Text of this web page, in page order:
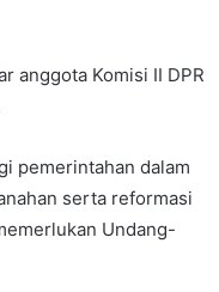
anggota Komisi II DPR
pemerintahan dalam
serta reformasi
Undang-